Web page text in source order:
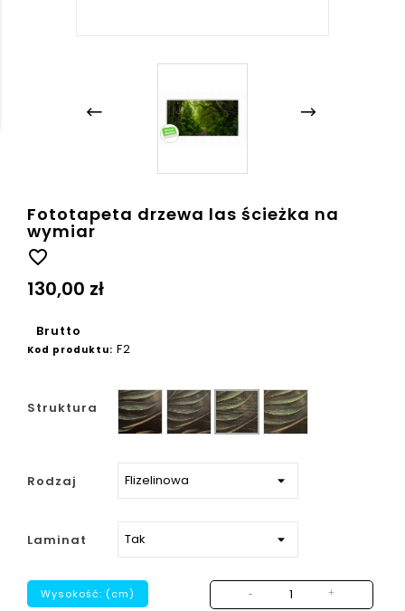
Fototapeta drzewa las ścieżka na
wymiar
favorite_border
130,00 zł
Brutto
Kod produktu: F2
Struktura
Gładka Ziarno Płótno Beton
strukturalny
Rodzaj
Laminat
Wysokość: (cm) - +